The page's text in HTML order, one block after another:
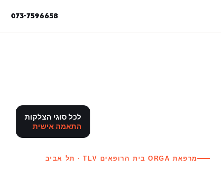
073-7596658
מרפאת ORGA בית הרופאים TLV · תל אביב
לכל סוגי הצלקות
התאמה אישית